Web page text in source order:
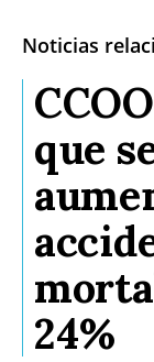
Noticias
que
24%